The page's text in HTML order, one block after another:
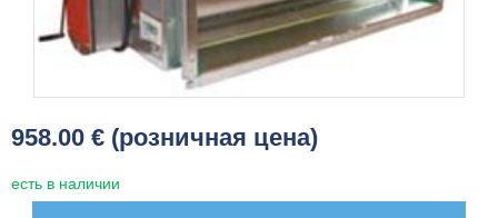
958.00 € (розничная цена)
есть в наличии